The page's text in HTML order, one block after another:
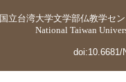
国立台湾大学文学部仏教学セ
National Taiwan
doi:10.6681/